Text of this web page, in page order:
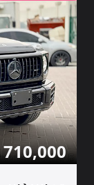
710,000